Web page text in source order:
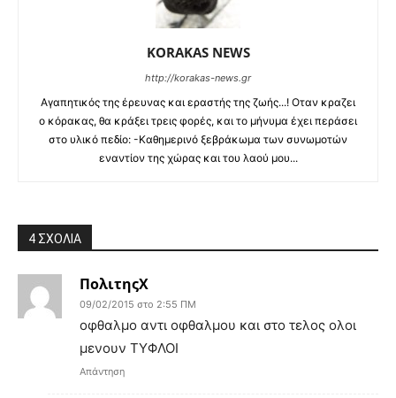
KORAKAS NEWS
http://korakas-news.gr
Αγαπητικός της έρευνας και εραστής της ζωής...! Οταν κραζει
ο κόρακας, θα κράξει τρεις φορές, και το μήνυμα έχει περάσει
στο υλικό πεδίο: -Καθημερινό ξεβράκωμα των συνωμοτών
εναντίον της χώρας και του λαού μου...
4 ΣΧΟΛΙΑ
ΠολιτηςΧ
09/02/2015 στο 2:55 ΠΜ
οφθαλμο αντι οφθαλμου και στο τελος ολοι
μενουν ΤΥΦΛΟΙ
Απάντηση